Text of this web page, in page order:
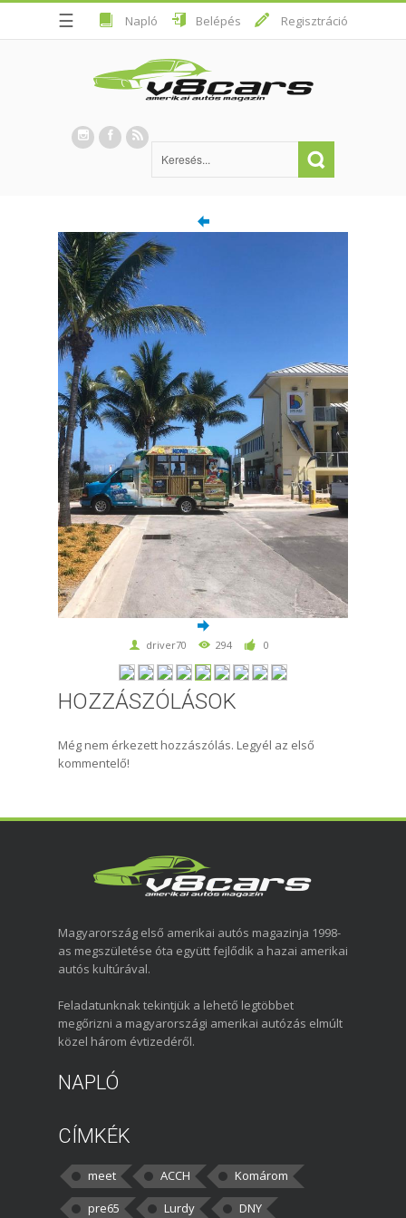
☰ Napló Belépés Regisztráció
driver70 294 0
HOZZÁSZÓLÁSOK
Még nem érkezett hozzászólás. Legyél az első
kommentelő!
Magyarország első amerikai autós magazinja 1998-
as megszületése óta együtt fejlődik a hazai amerikai
autós kultúrával.
Feladatunknak tekintjük a lehető legtöbbet
megőrizni a magyarországi amerikai autózás elmúlt
közel három évtizedéről.
NAPLÓ
CÍMKÉK
meet ACCH
Komárom
pre65
Lurdy DNY